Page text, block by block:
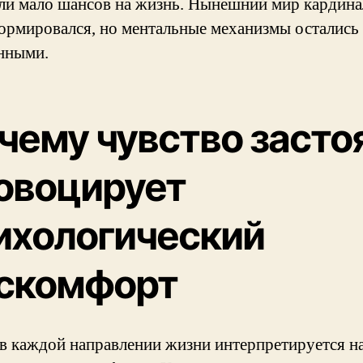
мало шансов на жизнь. Нынешний мир
но ментальные механизмы остались
чувство
каждой направлении жизни интерпретируется